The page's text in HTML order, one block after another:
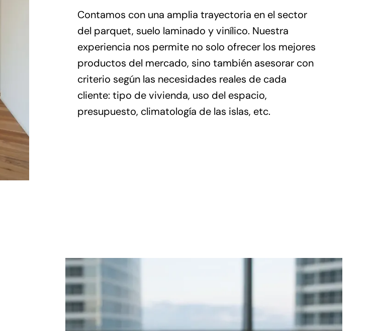
Contamos con una amplia trayectoria en el sector
del parquet, suelo laminado y vinílico. Nuestra
experiencia nos permite no solo ofrecer los mejores
productos del mercado, sino también asesorar con
criterio según las necesidades reales de cada
cliente: tipo de vivienda, uso del espacio,
presupuesto, climatología de las islas, etc.